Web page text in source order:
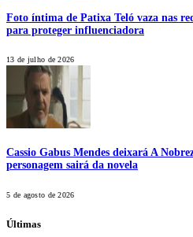
Foto íntima de Patixa Teló vaza nas
para proteger influenciadora
13 de julho de 2026
Cassio Gabus Mendes deixará A
personagem sairá da novela
5 de agosto de 2026
Últimas